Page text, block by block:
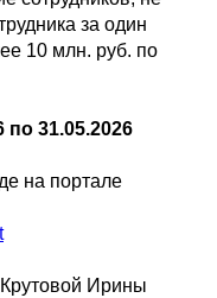
за один
10 млн. руб. по
по 31.05.2026
на портале
Ирины